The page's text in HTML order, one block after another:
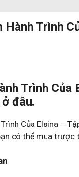
Hành Trình
Trình Của
đâu.
Của Elaina –
có thể mua trược